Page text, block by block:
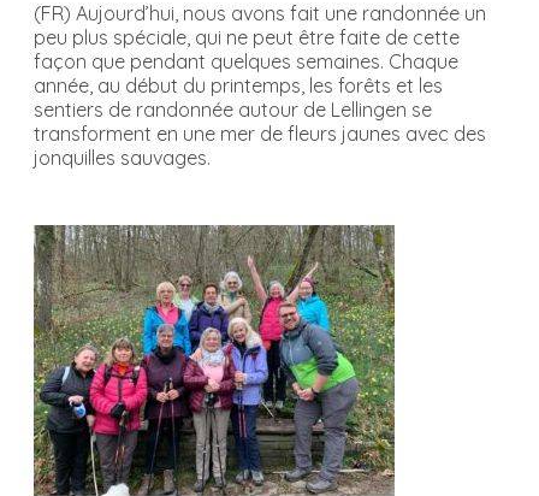
(FR) Aujourd’hui, nous avons fait une randonnée un
peu plus spéciale, qui ne peut être faite de cette
façon que pendant quelques semaines. Chaque
année, au début du printemps, les forêts et les
sentiers de randonnée autour de Lellingen se
transforment en une mer de fleurs jaunes avec des
jonquilles sauvages.